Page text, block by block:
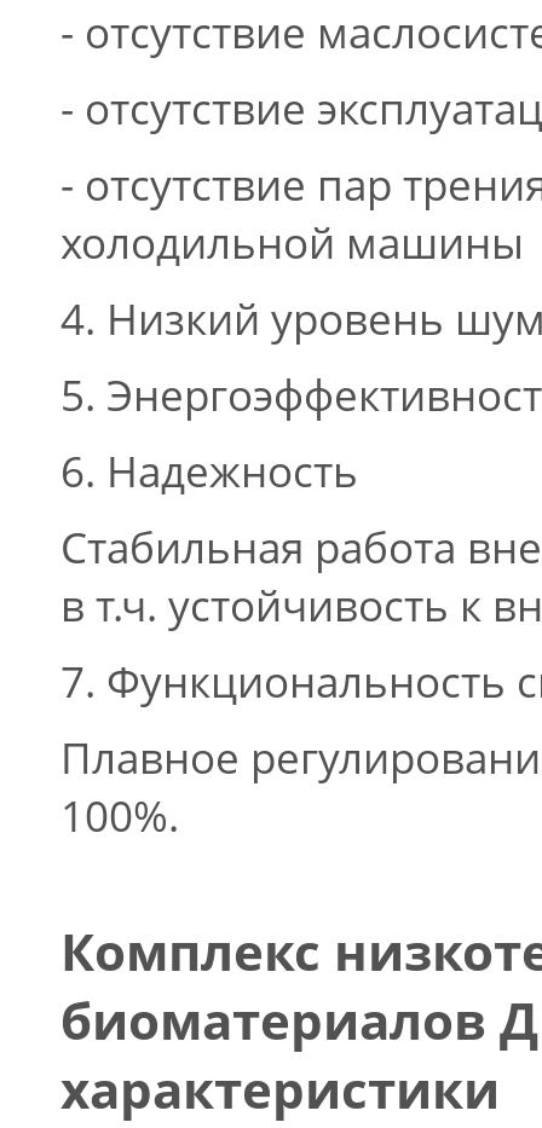
- отсутствие
- отсутствие
- отсутствие пар
холодильной машины
4. Низкий уровень
5.
6. Надежность
Стабильная работа
в т.ч. устойчивость к
7. Функциональность
Плавное
100%.
Комплекс
биоматериалов
характеристики